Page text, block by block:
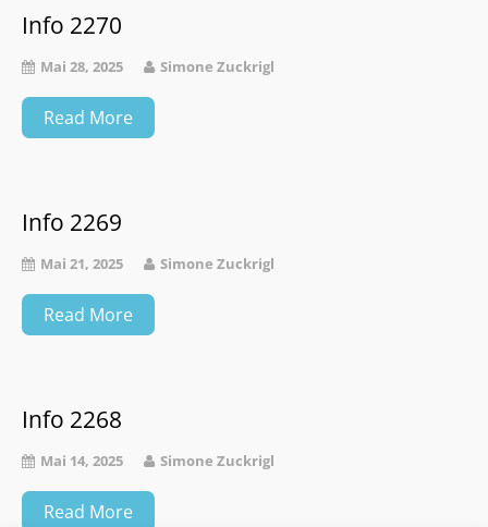
Info 2270
Mai 28, 2025 Simone Zuckrigl
Read More
Info 2269
Mai 21, 2025 Simone Zuckrigl
Read More
Info 2268
Mai 14, 2025 Simone Zuckrigl
Read More